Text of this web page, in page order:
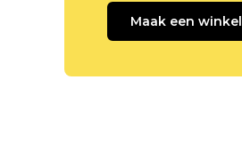
Maak een winkel